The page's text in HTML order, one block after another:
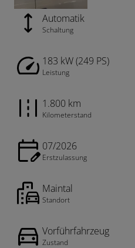
Automatik
Schaltung
183 kW (249 PS)
Leistung
1.800 km
Kilometerstand
07/2026
Erstzulassung
Maintal
Standort
Vorführfahrzeug
Zustand